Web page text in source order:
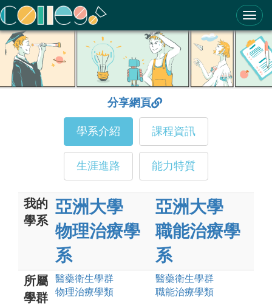
ColleGo! 大學選才與高中育才輔助系統
分享網頁
學系介紹 課程資訊
生涯進路 能力特質
我的
學系
亞洲大學
物理治療學
系
亞洲大學
職能治療學
系
所屬
學群
醫藥衛生學群
物理治療學類
醫藥衛生學群
職能治療學類